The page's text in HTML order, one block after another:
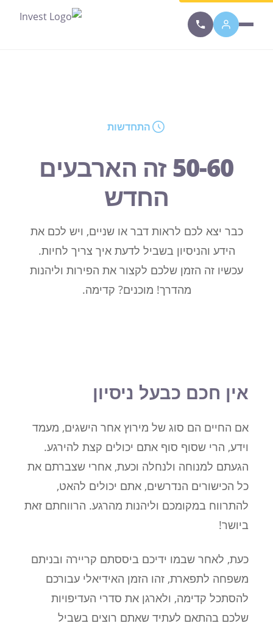
התחדשות
50-60 זה הארבעים
החדש
כבר יצא לכם לראות דבר או שניים, ויש לכם את
הידע והניסיון בשביל לדעת איך צריך לחיות.
עכשיו זה הזמן שלכם לקצור את הפירות וליהנות
מהדרך! מוכנים? קדימה.
אין חכם כבעל ניסיון
אם החיים הם סוג של מירוץ אחר הישגים, מעמד
וידע, הרי שסוף סוף אתם יכולים קצת להירגע.
הגעתם למנוחה ולנחלה וכעת, אחרי שצברתם את
כל הכישורים הנדרשים, אתם יכולים להאט,
להתרווח במקומכם וליהנות מהרגע. הרווחתם זאת
ביושר!
כעת, לאחר שבמו ידיכם ביססתם קריירה ובניתם
משפחה לתפארת, זהו הזמן האידיאלי עבורכם
להסתכל קדימה, ולארגן את סדרי העדיפויות
שלכם בהתאם לעתיד שאתם רוצים בשביל